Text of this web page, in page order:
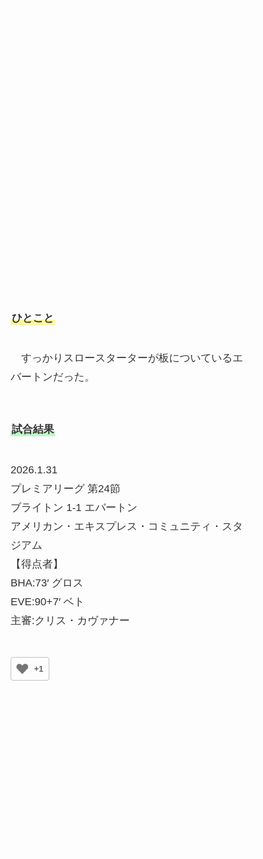
ひとこと
すっかりスロースターターが板についているエ
バートンだった。
試合結果
2026.1.31
プレミアリーグ 第24節
ブライトン 1-1 エバートン
アメリカン・エキスプレス・コミュニティ・スタ
ジアム
【得点者】
BHA:73′ グロス
EVE:90+7′ ベト
主審:クリス・カヴァナー
+1